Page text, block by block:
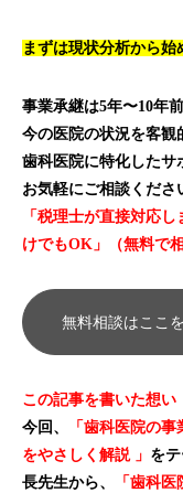
まずは現状分析から始
事業承継は5年〜10年
今の医院の状況を客観
歯科医院に特化したサ
お気軽にご相談くださ
「税理士が直接対応
けでもOK」（無料で
無料相談はここ
この記事を書いた想い
今回、
「歯科医院の
をやさしく解説 」 を
長先生から、
「歯科